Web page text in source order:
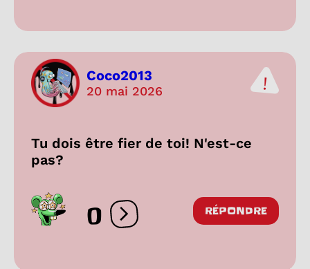
Coco2013
20 mai 2026
Tu dois être fier de toi! N'est-ce
pas?
0 Ouvrir les réactions
RÉPONDRE